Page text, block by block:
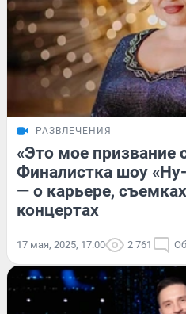
РАЗВЛЕЧЕНИЯ
«Это мое призвание
Финалистка шоу
— о карьере,
концертах
17 мая, 2025, 17:00 2 761